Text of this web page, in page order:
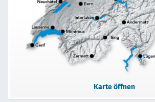
Karte öffnen